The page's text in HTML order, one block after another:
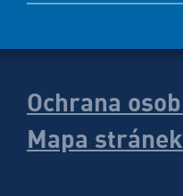
Ochrana
Mapa stránek